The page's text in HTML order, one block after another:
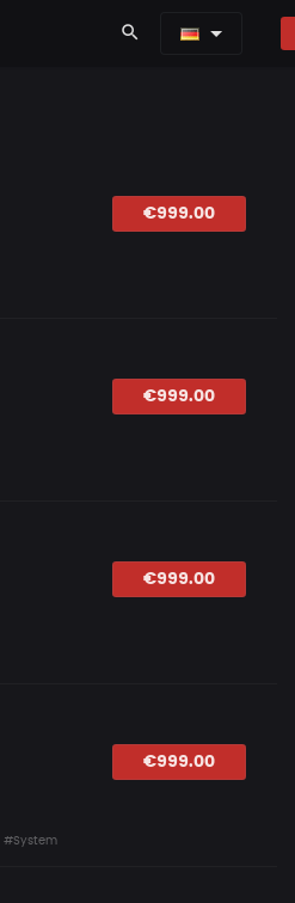
search
€999.00
€999.00
€999.00
€999.00
#System